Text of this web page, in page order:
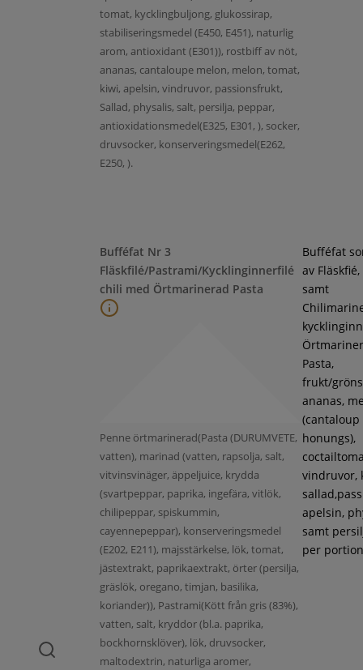
tomat, kycklingbuljong, glukossirap,
stabiliseringsmedel (E450, E451), naturlig
arom, antioxidant (E301)), rostbiff av nöt,
ananas, cantaloupe melon, melon, tomat,
kiwi, apelsin, vindruvor, passionsfrukt,
Sallad, physalis, salt, persilja, peppar,
antioxidationsmedel(E325, E301, ), socker,
druvsocker, konserveringsmedel(E262,
E250, ).
Bufféfat Nr 3
Fläskfilé/Pastrami/Kycklinginnerfilé
chili med Örtmarinerad Pasta
Penne örtmarinerad(Pasta (DURUMVETE,
vatten), marinad (vatten, rapsolja, salt,
vitvinsvinäger, äppeljuice, krydda
(svartpeppar, paprika, ingefära, vitlök,
chilipeppar, spiskummin,
cayennepeppar), konserveringsmedel
(E202, E211), majsstärkelse, lök, tomat,
jästextrakt, paprikaextrakt, örter (persilja,
gräslök, oregano, timjan, basilika,
koriander)), Pastrami(Kött från gris (83%),
vatten, salt, kryddor (bl.a. paprika,
bockhornsklöver), lök, druvsocker,
maltodextrin, naturliga aromer,
Bufféfat
av
samt
Pasta,
frukt/
ananas,
(cantaloup
honungs),
vindruvor,
apelsin,
samt
per